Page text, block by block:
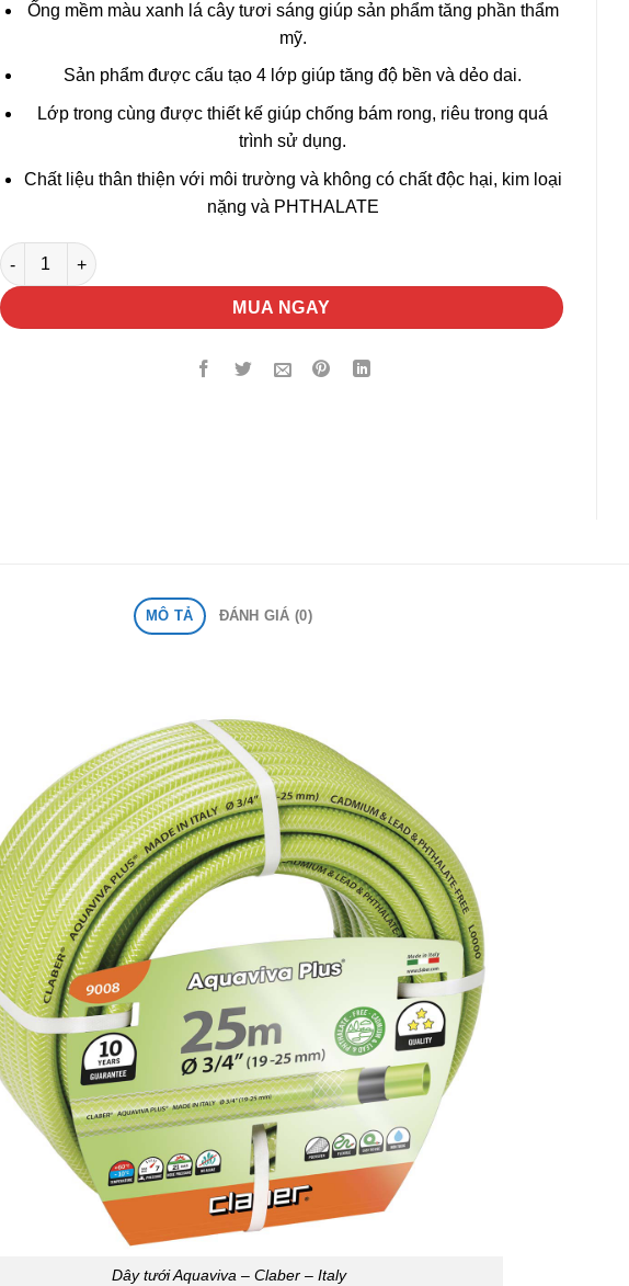
Ống mềm màu xanh lá cây tươi sáng giúp sản phẩm tăng phần thẩm
mỹ.
Sản phẩm được cấu tạo 4 lớp giúp tăng độ bền và dẻo dai.
Lớp trong cùng được thiết kế giúp chống bám rong, riêu trong quá
trình sử dụng.
Chất liệu thân thiện với môi trường và không có chất độc hại, kim loại
nặng và PHTHALATE
Dây tưới Aquaviva 25m số lượng
MUA NGAY
MÔ TẢ ĐÁNH GIÁ (0)
Dây tưới Aquaviva – Claber – Italy